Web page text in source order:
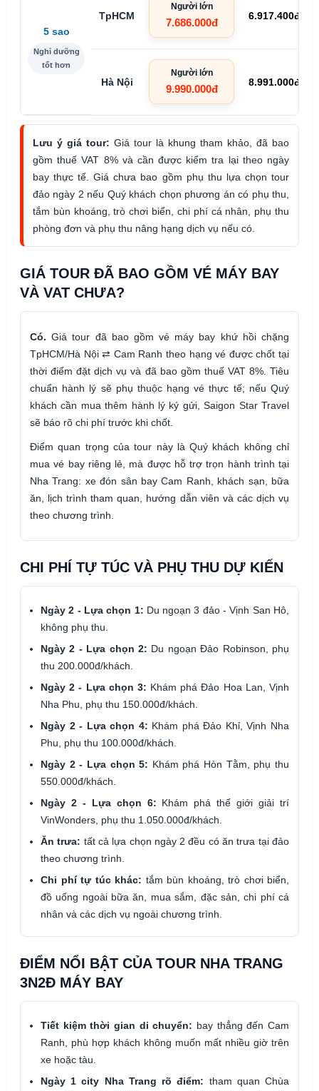
5 sao
Nghỉ dưỡng
tốt hơn
TpHCM
Người lớn
7.686.000đ
6.917.400đ
Hà Nội
Người lớn
9.990.000đ
8.991.000đ
Lưu ý giá tour: Giá tour là khung tham khảo, đã bao
gồm thuế VAT 8% và cần được kiểm tra lại theo ngày
bay thực tế. Giá chưa bao gồm phụ thu lựa chọn tour
đảo ngày 2 nếu Quý khách chọn phương án có phụ thu,
tắm bùn khoáng, trò chơi biển, chi phí cá nhân, phụ thu
phòng đơn và phụ thu nâng hạng dịch vụ nếu có.
GIÁ TOUR ĐÃ BAO GỒM VÉ MÁY BAY
VÀ VAT CHƯA?
Có. Giá tour đã bao gồm vé máy bay khứ hồi chặng
TpHCM/Hà Nội ⇄ Cam Ranh theo hạng vé được chốt tại
thời điểm đặt dịch vụ và đã bao gồm thuế VAT 8%. Tiêu
chuẩn hành lý sẽ phụ thuộc hạng vé thực tế; nếu Quý
khách cần mua thêm hành lý ký gửi, Saigon Star Travel
sẽ báo rõ chi phí trước khi chốt.
Điểm quan trọng của tour này là Quý khách không chỉ
mua vé bay riêng lẻ, mà được hỗ trợ trọn hành trình tại
Nha Trang: xe đón sân bay Cam Ranh, khách sạn, bữa
ăn, lịch trình tham quan, hướng dẫn viên và các dịch vụ
theo chương trình.
CHI PHÍ TỰ TÚC VÀ PHỤ THU DỰ KIẾN
Ngày 2 - Lựa chọn 1: Du ngoạn 3 đảo - Vịnh San Hô,
không phụ thu.
Ngày 2 - Lựa chọn 2: Du ngoạn Đảo Robinson, phụ
thu 200.000đ/khách.
Ngày 2 - Lựa chọn 3: Khám phá Đảo Hoa Lan, Vịnh
Nha Phu, phụ thu 150.000đ/khách.
Ngày 2 - Lựa chọn 4: Khám phá Đảo Khỉ, Vịnh Nha
Phu, phụ thu 100.000đ/khách.
Ngày 2 - Lựa chọn 5: Khám phá Hòn Tằm, phụ thu
550.000đ/khách.
Ngày 2 - Lựa chọn 6: Khám phá thế giới giải trí
VinWonders, phụ thu 1.050.000đ/khách.
Ăn trưa: tất cả lựa chọn ngày 2 đều có ăn trưa tại đảo
theo chương trình.
Chi phí tự túc khác: tắm bùn khoáng, trò chơi biển,
đồ uống ngoài bữa ăn, mua sắm, đặc sản, chi phí cá
nhân và các dịch vụ ngoài chương trình.
ĐIỂM NỔI BẬT CỦA TOUR NHA TRANG
3N2Đ MÁY BAY
Tiết kiệm thời gian di chuyển: bay thẳng đến Cam
Ranh, phù hợp khách không muốn mất nhiều giờ trên
xe hoặc tàu.
Ngày 1 city Nha Trang rõ điểm: tham quan Chùa